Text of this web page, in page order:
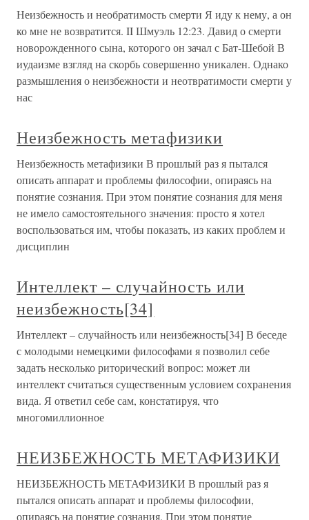
Неизбежность и необратимость смерти Я иду к нему, а он
ко мне не возвратится. II Шмуэль 12:23. Давид о смерти
новорожденного сына, которого он зачал с Бат-Шебой В
иудаизме взгляд на скорбь совершенно уникален. Однако
размышления о неизбежности и неотвратимости смерти у
нас
Неизбежность метафизики
Неизбежность метафизики В прошлый раз я пытался
описать аппарат и проблемы философии, опираясь на
понятие сознания. При этом понятие сознания для меня
не имело самостоятельного значения: просто я хотел
воспользоваться им, чтобы показать, из каких проблем и
дисциплин
Интеллект – случайность или
неизбежность[34]
Интеллект – случайность или неизбежность[34] В беседе
с молодыми немецкими философами я позволил себе
задать несколько риторический вопрос: может ли
интеллект считаться существенным условием сохранения
вида. Я ответил себе сам, констатируя, что
многомиллионное
НЕИЗБЕЖНОСТЬ МЕТАФИЗИКИ
НЕИЗБЕЖНОСТЬ МЕТАФИЗИКИ В прошлый раз я
пытался описать аппарат и проблемы философии,
опираясь на понятие сознания. При этом понятие